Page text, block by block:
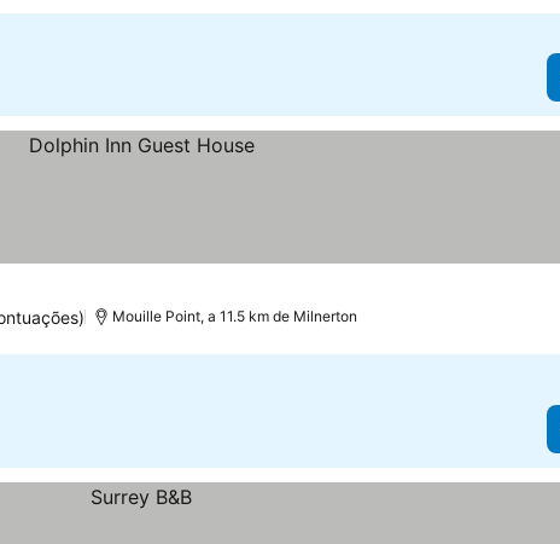
Mouille Point, a 11.5 km de Milnerton